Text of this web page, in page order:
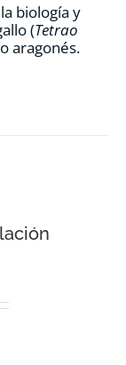
biología y
(Tetrao
aragonés.